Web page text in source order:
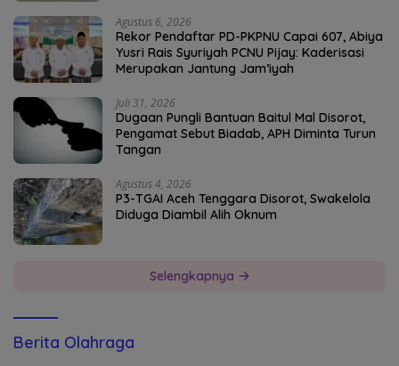
Agustus 6, 2026
Rekor Pendaftar PD-PKPNU Capai 607, Abiya
Yusri Rais Syuriyah PCNU Pijay: Kaderisasi
Merupakan Jantung Jam’iyah
Juli 31, 2026
Dugaan Pungli Bantuan Baitul Mal Disorot,
Pengamat Sebut Biadab, APH Diminta Turun
Tangan
Agustus 4, 2026
P3-TGAI Aceh Tenggara Disorot, Swakelola
Diduga Diambil Alih Oknum
Selengkapnya
Berita Olahraga